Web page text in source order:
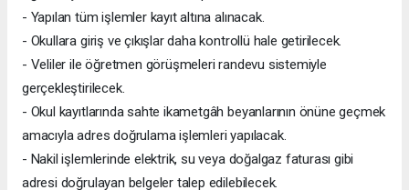
- Yapılan tüm işlemler kayıt altına alınacak.
- Okullara giriş ve çıkışlar daha kontrollü hale getirilecek.
- Veliler ile öğretmen görüşmeleri randevu sistemiyle
gerçekleştirilecek.
- Okul kayıtlarında sahte ikametgâh beyanlarının önüne geçmek
amacıyla adres doğrulama işlemleri yapılacak.
- Nakil işlemlerinde elektrik, su veya doğalgaz faturası gibi
adresi doğrulayan belgeler talep edilebilecek.